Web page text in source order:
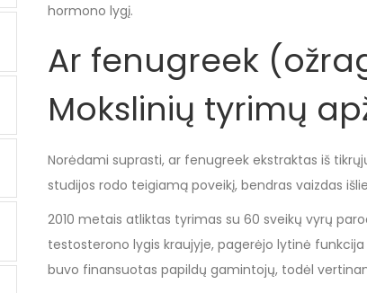
hormono lygį.
Ar fenugreek
Mokslinių tyrimų
Norėdami suprasti, ar fenugreek ekstraktas iš
studijos rodo teigiamą poveikį, bendras vaizdas
2010 metais atliktas tyrimas su 60 sveikų vyrų
testosterono lygis kraujyje, pagerėjo lytinė
buvo finansuotas papildų gamintojų, todėl